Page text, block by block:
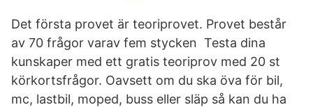
Det första provet är teoriprovet. Provet består
av 70 frågor varav fem stycken Testa dina
kunskaper med ett gratis teoriprov med 20 st
körkortsfrågor. Oavsett om du ska öva för bil,
mc, lastbil, moped, buss eller släp så kan du ha